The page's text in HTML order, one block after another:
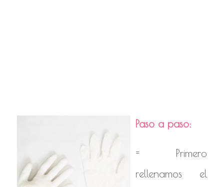
Paso a paso:
= Primero
rellenamos el